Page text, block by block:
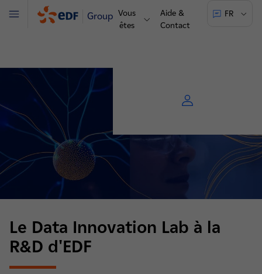
Groupe Vous
êtes
Aide &
Contact
FR
Menu
Le Data Innovation Lab à la
R&D d'EDF